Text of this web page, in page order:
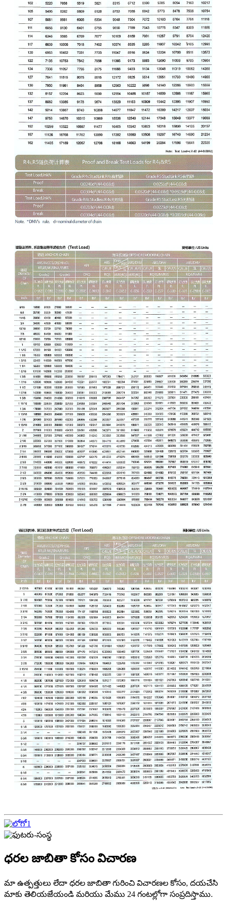
ధరల జాబితా కోసం విచారణ
మా ఉత్పత్తులు లేదా ధరల జాబితా గురించి విచారణల కోసం, దయచేసి
మాకు తెలియజేయండి మరియు మేము 24 గంటల్లోగా సంప్రదిస్తాము.